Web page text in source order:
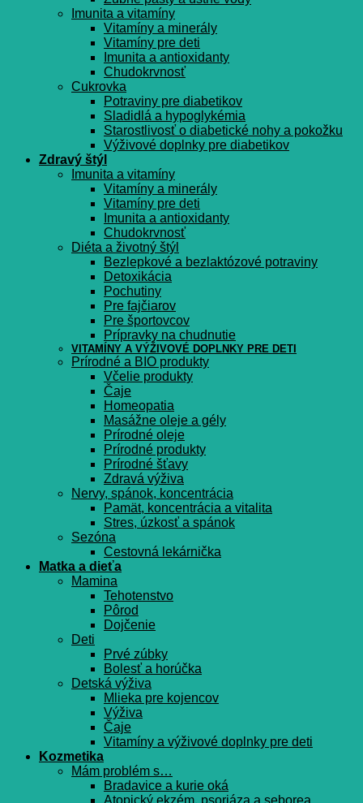
Imunita a vitamíny
Vitamíny a minerály
Vitamíny pre deti
Imunita a antioxidanty
Chudokrvnosť
Cukrovka
Potraviny pre diabetikov
Sladidlá a hypoglykémia
Starostlivosť o diabetické nohy a pokožku
Výživové doplnky pre diabetikov
Zdravý štýl
Imunita a vitamíny
Vitamíny a minerály
Vitamíny pre deti
Imunita a antioxidanty
Chudokrvnosť
Diéta a životný štýl
Bezlepkové a bezlaktózové potraviny
Detoxikácia
Pochutiny
Pre fajčiarov
Pre športovcov
Prípravky na chudnutie
VITAMÍNY A VÝŽIVOVÉ DOPLNKY PRE DETI
Prírodné a BIO produkty
Včelie produkty
Čaje
Homeopatia
Masážne oleje a gély
Prírodné oleje
Prírodné produkty
Prírodné šťavy
Zdravá výživa
Nervy, spánok, koncentrácia
Pamät, koncentrácia a vitalita
Stres, úzkosť a spánok
Sezóna
Cestovná lekárnička
Matka a dieťa
Mamina
Tehotenstvo
Pôrod
Dojčenie
Deti
Prvé zúbky
Bolesť a horúčka
Detská výživa
Mlieka pre kojencov
Výživa
Čaje
Vitamíny a výživové doplnky pre deti
Kozmetika
Mám problém s…
Bradavice a kurie oká
Atopický ekzém, psoriáza a seborea